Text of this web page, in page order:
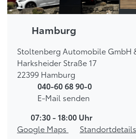
Hamburg
Stoltenberg Automobile GmbH
Harksheider Straße 17
22399 Hamburg
040-60 68 90-0
E-Mail senden
07:30 - 18:00 Uhr
Google Maps Standortdetails